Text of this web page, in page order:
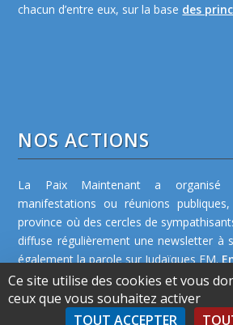
chacun d’entre eux, sur la base des
NOS ACTIONS
La Paix Maintenant a organisé
manifestations ou réunions
province où des cercles de
diffuse régulièrement une newsletter à
également la parole sur Judaïques FM.
Ce site utilise des cookies et vous
ceux que vous souhaitez activer
TOUT ACCEPTER